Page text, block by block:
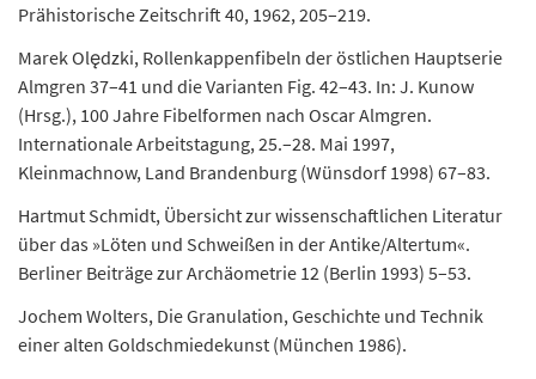
Prähistorische Zeitschrift 40, 1962, 205–219.
Marek Olędzki, Rollenkappenfibeln der östlichen Hauptserie
Almgren 37–41 und die Varianten Fig. 42–43. In: J. Kunow
(Hrsg.), 100 Jahre Fibelformen nach Oscar Almgren.
Internationale Arbeitstagung, 25.–28. Mai 1997,
Kleinmachnow, Land Brandenburg (Wünsdorf 1998) 67–83.
Hartmut Schmidt, Übersicht zur wissenschaftlichen Literatur
über das »Löten und Schweißen in der Antike/Altertum«.
Berliner Beiträge zur Archäometrie 12 (Berlin 1993) 5–53.
Jochem Wolters, Die Granulation, Geschichte und Technik
einer alten Goldschmiedekunst (München 1986).